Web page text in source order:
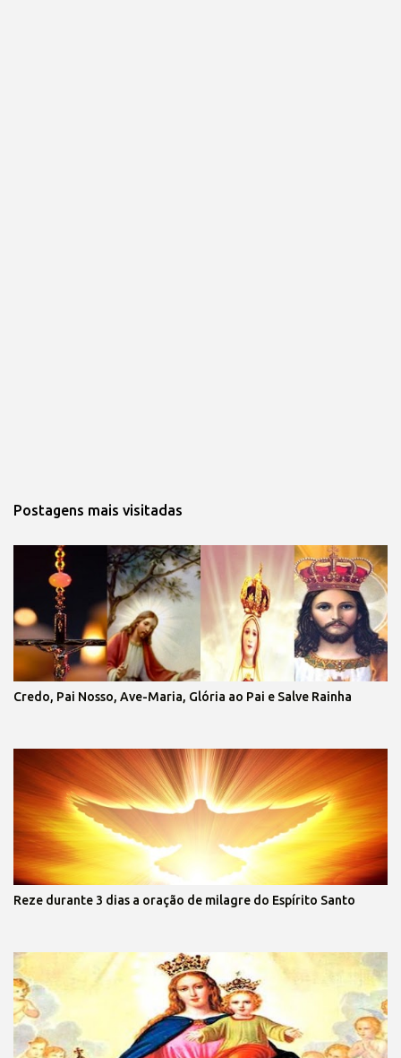
Postagens mais visitadas
Credo, Pai Nosso, Ave-Maria, Glória ao Pai e Salve Rainha
Reze durante 3 dias a oração de milagre do Espírito Santo